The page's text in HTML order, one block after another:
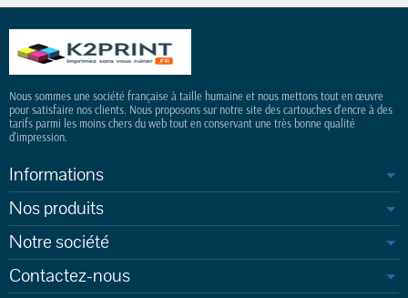
Nous sommes une société française à taille humaine et nous mettons tout en œuvre
pour satisfaire nos clients. Nous proposons sur notre site des cartouches d'encre à des
tarifs parmi les moins chers du web tout en conservant une très bonne qualité
d'impression.
Informations
Nos produits
Notre société
Contactez-nous